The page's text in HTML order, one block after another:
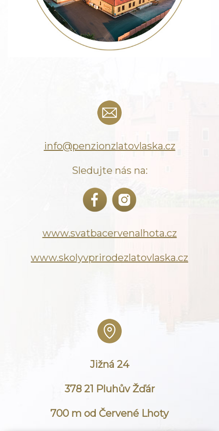
info@penzionzlatovlaska.cz
Sledujte nás na:
www.svatbacervenalhota.cz
www.skolyvprirodezlatovlaska.cz
Jižná 24
378 21 Pluhův Žďár
700 m od Červené Lhoty